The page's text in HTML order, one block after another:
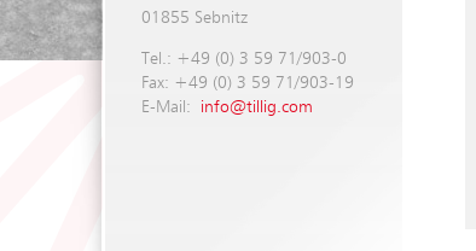
01855 Sebnitz
Tel.: +49 (0) 3 59 71/903-0
Fax: +49 (0) 3 59 71/903-19
E-Mail:
info@tillig.com